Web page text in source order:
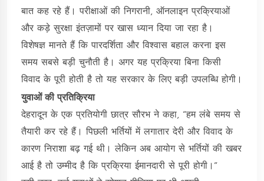
बात कह रहे हैं। परीक्षाओं की निगरानी, ऑनलाइन प्रक्रियाओं
और कड़े सुरक्षा इंतज़ामों पर खास ध्यान दिया जा रहा है।
विशेषज्ञ मानते हैं कि पारदर्शिता और विश्वास बहाल करना इस
समय सबसे बड़ी चुनौती है। अगर यह प्रक्रिया बिना किसी
विवाद के पूरी होती है तो यह सरकार के लिए बड़ी उपलब्धि होगी।
युवाओं की प्रतिक्रिया
देहरादून के एक प्रतियोगी छात्र सौरभ ने कहा, “हम लंबे समय से
तैयारी कर रहे हैं। पिछली भर्तियों में लगातार देरी और विवाद के
कारण निराशा बढ़ गई थी। लेकिन अब आयोग से भर्तियों की खबर
आई है तो उम्मीद है कि प्रक्रिया ईमानदारी से पूरी होगी।”